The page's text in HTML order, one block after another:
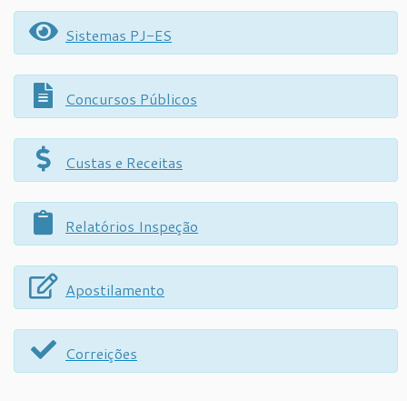
Sistemas PJ-ES
Concursos Públicos
Custas e Receitas
Relatórios Inspeção
Apostilamento
Correições